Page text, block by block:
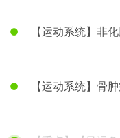
【运动系统】非
【运动系统】骨